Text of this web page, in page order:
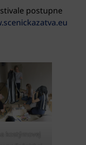
postupne
kostýmovej